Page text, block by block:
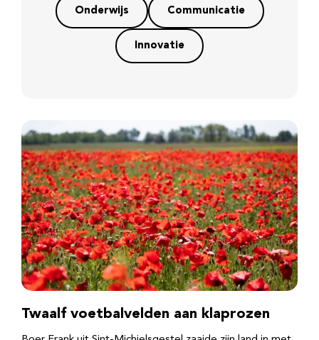
Onderwijs Communicatie
Innovatie
Twaalf voetbalvelden aan klaprozen